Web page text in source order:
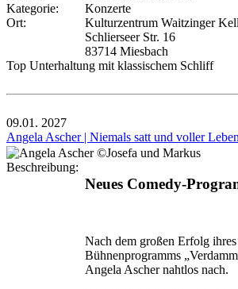
Kategorie:
Konzerte
Ort:
Kulturzentrum Waitzinger
Schlierseer Str. 16
83714 Miesbach
Top Unterhaltung mit klassischem Schliff
09.01. 2027
Angela Ascher | Niemals satt und voller Leben
Beschreibung:
Neues Comedy-
Nach dem großen Erfolg ihres
Bühnenprogramms
Angela Ascher nahtlos nach.